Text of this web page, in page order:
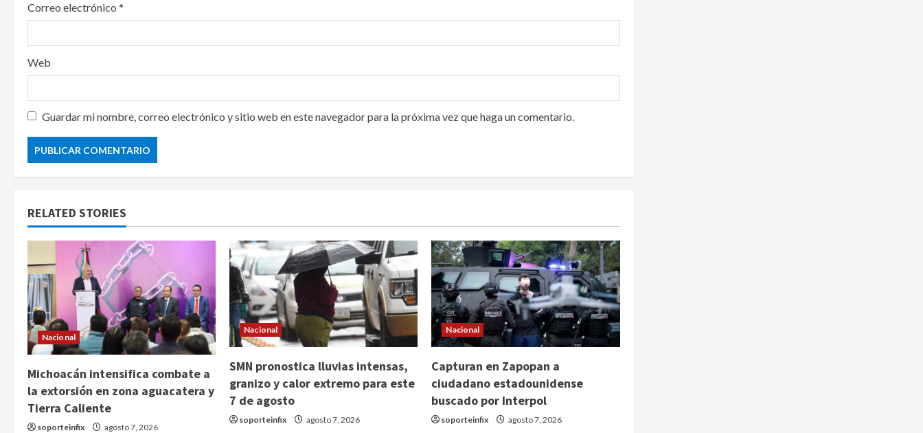
Correo electrónico *
Web
Guardar mi nombre, correo electrónico y sitio web en este navegador para la próxima vez que haga un comentario.
RELATED STORIES
Nacional
Michoacán intensifica combate a
la extorsión en zona aguacatera y
Tierra Caliente
soporteinfix agosto 7, 2026
Nacional
SMN pronostica lluvias intensas,
granizo y calor extremo para este
7 de agosto
soporteinfix agosto 7, 2026
Nacional
Capturan en Zapopan a
ciudadano estadounidense
buscado por Interpol
soporteinfix agosto 7, 2026